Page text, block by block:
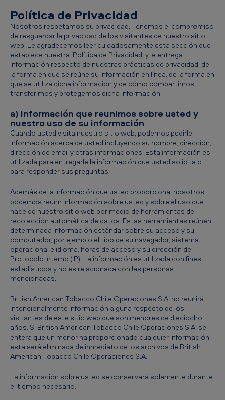
Política de Privacidad
Nosotros respetamos su privacidad. Tenemos el compromiso
de resguardar la privacidad de los visitantes de nuestro sitio
web. Le agradecemos leer cuidadosamente esta sección que
establece nuestra ‘Política de Privacidad’ y le entrega
información respecto de nuestras prácticas de privacidad, de
la forma en que se reúne su información en línea, de la forma en
que se utiliza dicha información y de cómo compartimos,
transferimos y protegemos dicha información.
a) Información que reunimos sobre usted y
nuestro uso de su información
Cuando usted visita nuestro sitio web, podemos pedirle
información acerca de usted incluyendo su nombre, dirección,
dirección de email y otras informaciones. Esta información es
utilizada para entregarle la información que usted solicita o
para responder sus preguntas.
Además de la información que usted proporciona, nosotros
podemos reunir información sobre usted y sobre el uso que
hace de nuestro sitio web por medio de herramientas de
recolección automática de datos. Estas herramientas reúnen
determinada información estándar sobre su acceso y su
computador, por ejemplo el tipo de su navegador, sistema
operacional e idioma, horas de acceso y su dirección de
Protocolo Interno (IP). La información es utilizada con fines
estadísticos y no es relacionada con las personas
mencionadas.
British American Tobacco Chile Operaciones S.A. no reunirá
intencionalmente información alguna respecto de los
visitantes de este sitio web que son menores de dieciocho
años. Si British American Tobacco Chile Operaciones S.A. se
entera que un menor ha proporcionado cualquier información,
esta será eliminada de inmediato de los archivos de British
American Tobacco Chile Operaciones S.A.
La información sobre usted se conservará solamente durante
el tiempo necesario.